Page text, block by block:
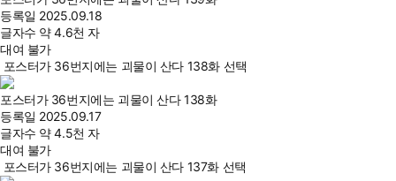
등록일 2025.09.18
글자수 약 4.6천 자
대여 불가
포스터가 36번지에는 괴물이 산다 138화 선택
포스터가 36번지에는 괴물이 산다 138화
등록일 2025.09.17
글자수 약 4.5천 자
대여 불가
포스터가 36번지에는 괴물이 산다 137화 선택